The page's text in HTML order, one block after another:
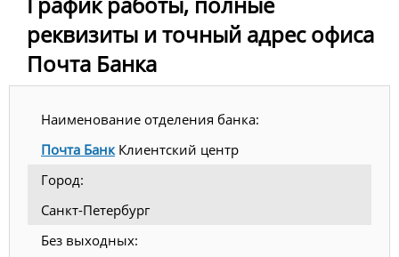
реквизиты и точный адрес офиса
Почта Банка
Наименование отделения банка:
Почта БанкКлиентский центр
Город:
Санкт-Петербург
Без выходных: